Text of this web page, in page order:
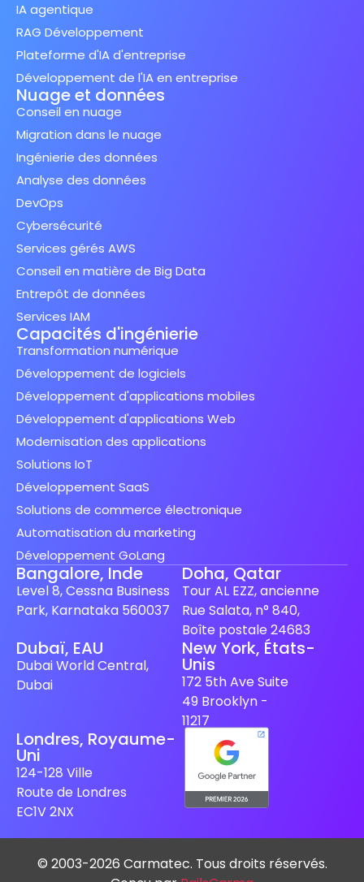
IA agentique
RAG Développement
Plateforme d'IA d'entreprise
Développement de l'IA en entreprise
Nuage et données
Conseil en nuage
Migration dans le nuage
Ingénierie des données
Analyse des données
DevOps
Cybersécurité
Services gérés AWS
Conseil en matière de Big Data
Entrepôt de données
Services IAM
Capacités d'ingénierie
Transformation numérique
Développement de logiciels
Développement d'applications mobiles
Développement d'applications Web
Modernisation des applications
Solutions IoT
Développement SaaS
Solutions de commerce électronique
Automatisation du marketing
Développement GoLang
Bangalore, Inde
Level 8, Cessna Business
Park, Karnataka 560037
Doha, Qatar
Tour AL EZZ, ancienne
Rue Salata, n° 840,
Boîte postale 24683
Dubaï, EAU
Dubai World Central,
Dubai
New York, États-
Unis
172 5th Ave Suite
49 Brooklyn -
11217
Londres, Royaume-
Uni
124-128 Ville
Route de Londres
EC1V 2NX
© 2003-2026 Carmatec. Tous droits réservés.
German
Japanese
Dutch
Spanish (Spain)